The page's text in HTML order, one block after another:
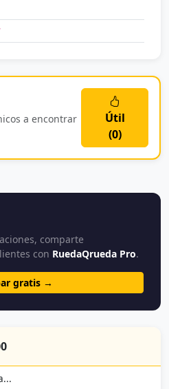
a encontrar
Útil
(0)
comparte
con RuedaQrueda Pro.
gratis →